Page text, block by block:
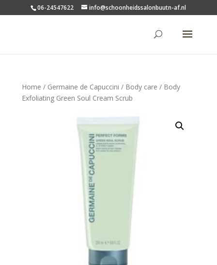
06-24547622 info@schoonheidssalonbuutn-af.nl
Home / Germaine de Capuccini / Body care / Body
Exfoliating Green Soul Cream Scrub